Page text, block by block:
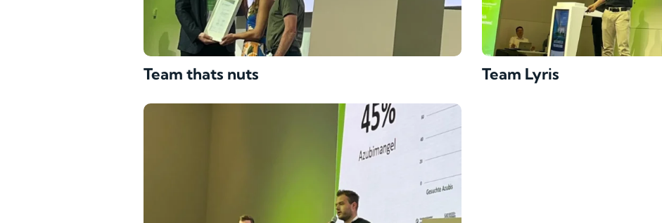
Team thats nuts Team Lyris